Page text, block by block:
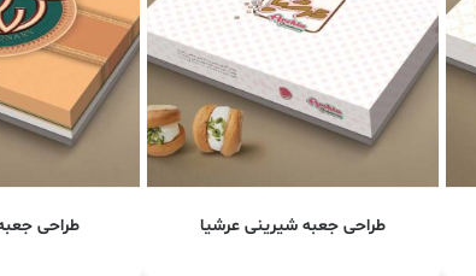
طراحی جعبه شیرینی عرشیا طراحی